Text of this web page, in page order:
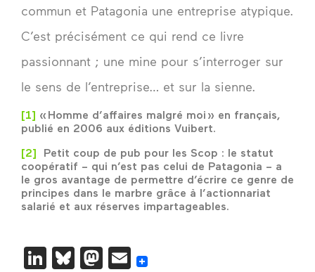
commun et Patagonia une entreprise atypique.
C’est précisément ce qui rend ce livre
passionnant ; une mine pour s’interroger sur
le sens de l’entreprise… et sur la sienne.
[1] « Homme d’affaires malgré moi » en français,
publié en 2006 aux éditions Vuibert.
[2]
Petit coup de pub pour les Scop : le statut
coopératif – qui n’est pas celui de Patagonia – a
le gros avantage de permettre d’écrire ce genre de
principes dans le marbre grâce à l’actionnariat
salarié et aux réserves impartageables.
LinkedIn
Bluesky
Mastodon
Email